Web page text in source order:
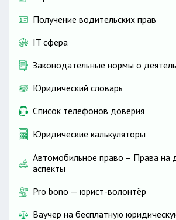
Получение водительских прав
IT сфера
Законодательные нормы о
Юридический словарь
Список телефонов доверия
Юридические калькуляторы
Автомобильное право – Права на
аспекты
Pro bono — юрист-волонтёр
Ваучер на бесплатную